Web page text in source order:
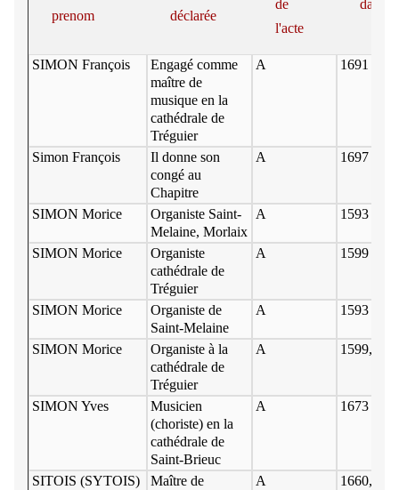
prenom
déclarée
de
l'acte
SIMON François
Engagé comme
maître de
musique en la
cathédrale de
Tréguier
A 1691 25
Simon François
Il donne son
congé au
Chapitre
A 1697 14
SIMON Morice
Organiste Saint-
Melaine, Morlaix
A 1593
SIMON Morice
Organiste
cathédrale de
Tréguier
A 1599
SIMON Morice
Organiste de
Saint-Melaine
A 1593
SIMON Morice
Organiste à la
cathédrale de
Tréguier
A 1599,
SIMON Yves
Musicien
(choriste) en la
cathédrale de
Saint-Brieuc
A 1673
SITOIS (SYTOIS)
Maître de
A 1660,